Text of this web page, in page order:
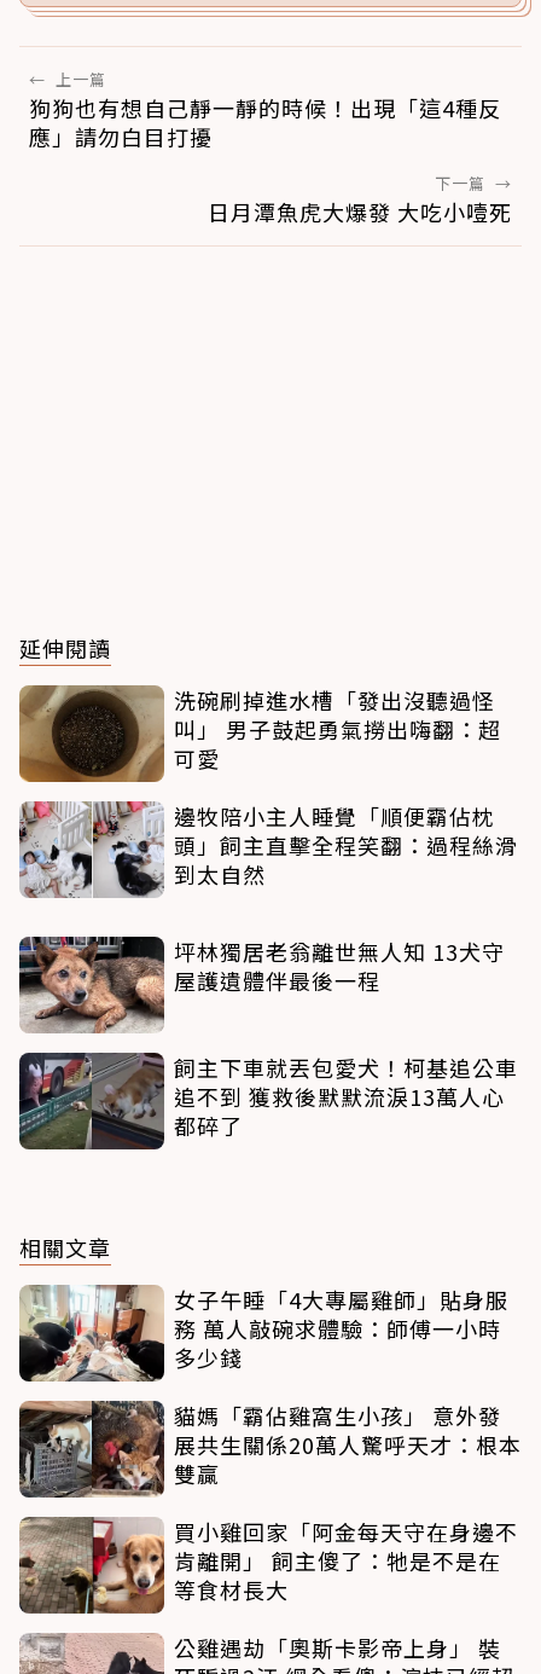
← 上一篇
狗狗也有想自己靜一靜的時候！出現「這4種反
應」請勿白目打擾
下一篇 →
日月潭魚虎大爆發 大吃小噎死
延伸閱讀
洗碗刷掉進水槽「發出沒聽過怪
叫」 男子鼓起勇氣撈出嗨翻：超
可愛
邊牧陪小主人睡覺「順便霸佔枕
頭」飼主直擊全程笑翻：過程絲滑
到太自然
坪林獨居老翁離世無人知 13犬守
屋護遺體伴最後一程
飼主下車就丟包愛犬！柯基追公車
追不到 獲救後默默流淚13萬人心
都碎了
相關文章
女子午睡「4大專屬雞師」貼身服
務 萬人敲碗求體驗：師傅一小時
多少錢
貓媽「霸佔雞窩生小孩」 意外發
展共生關係20萬人驚呼天才：根本
雙贏
買小雞回家「阿金每天守在身邊不
肯離開」 飼主傻了：牠是不是在
等食材長大
公雞遇劫「奧斯卡影帝上身」 裝